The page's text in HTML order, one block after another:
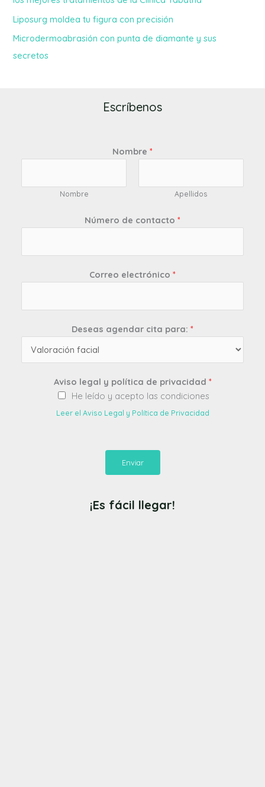
Liposurg moldea tu figura con precisión
Microdermoabrasión con punta de diamante y sus
secretos
Escríbenos
Nombre *
Nombre Apellidos
Número de contacto *
Correo electrónico *
Deseas agendar cita para: *
Aviso legal y política de privacidad *
He leído y acepto las condiciones
Leer el Aviso Legal y Política de Privacidad
Enviar
¡Es fácil llegar!